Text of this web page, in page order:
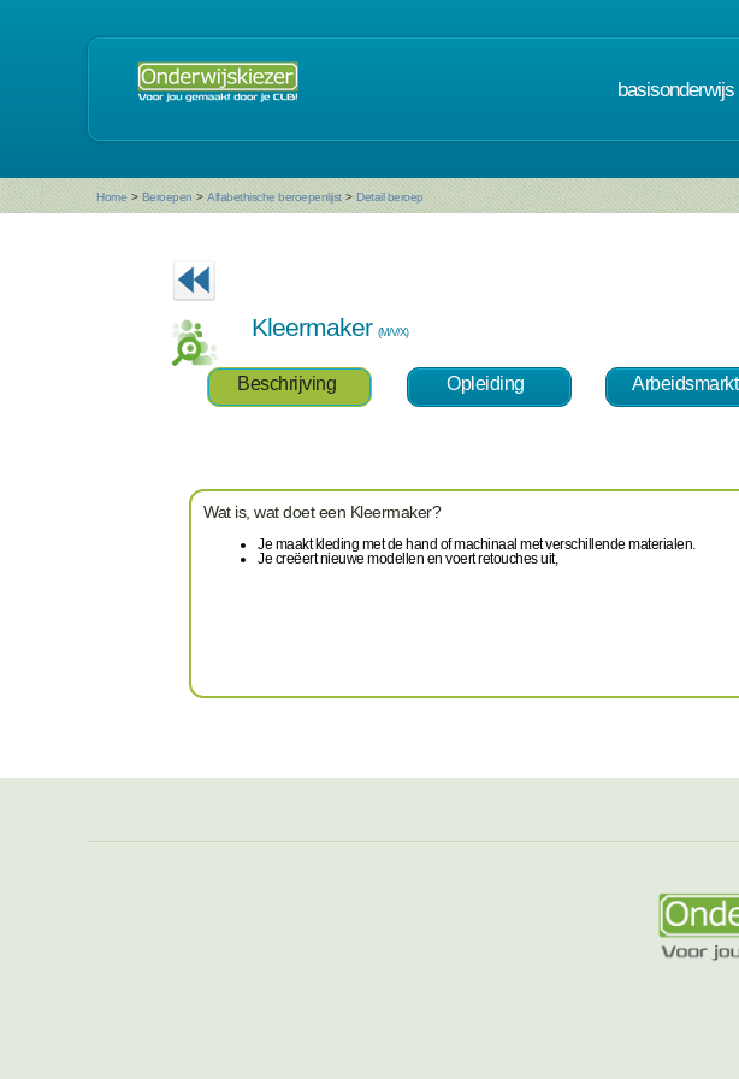
basisonderwijs
Home > Beroepen > Alfabethische beroepenlijst > Detail beroep
Kleermaker (M/V/X)
Beschrijving Opleiding Arbeidsmarkt
Wat is, wat doet een Kleermaker?
Je maakt kleding met de hand of machinaal met verschillende materialen.
Je creëert nieuwe modellen en voert retouches uit,